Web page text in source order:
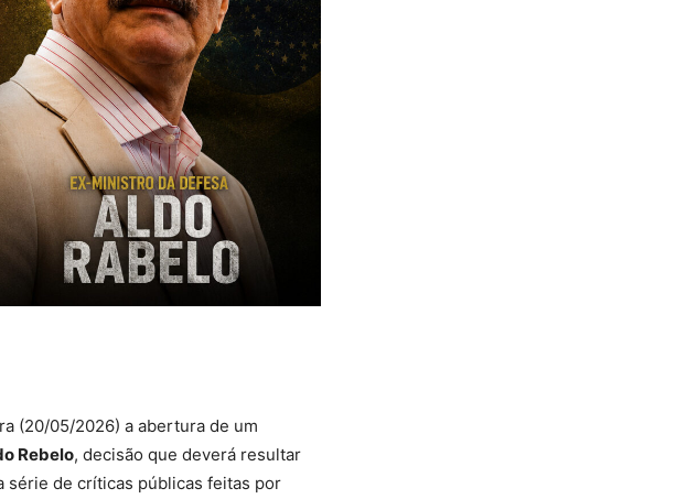
(20/05/2026) a abertura de um
Rebelo, decisão que deverá resultar
série de críticas públicas feitas por